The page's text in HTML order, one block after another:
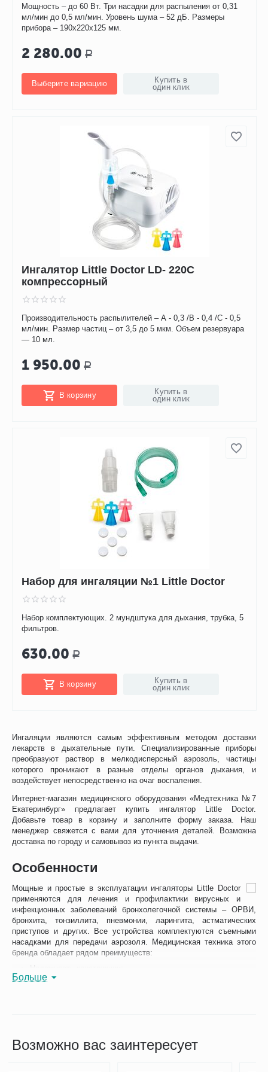
Ингаляции являются самым эффективным методом доставки
лекарств в дыхательные пути. Специализированные приборы
преобразуют раствор в мелкодисперсный аэрозоль, частицы
которого проникают в разные отделы органов дыхания, и
воздействует непосредственно на очаг воспаления.
Интернет-магазин медицинского оборудования «Медтехника №7
Екатеринбург» предлагает купить ингалятор Little Doctor.
Добавьте товар в корзину и заполните форму заказа. Наш
менеджер свяжется с вами для уточнения деталей. Возможна
доставка по городу и самовывоз из пункта выдачи.
Особенности
Мощные и простые в эксплуатации ингаляторы Little Doctor
применяются для лечения и профилактики вирусных и
инфекционных заболеваний бронхолегочной системы – ОРВИ,
бронхита, тонзиллита, пневмонии, ларингита, астматических
приступов и других. Все устройства комплектуются съемными
насадками для передачи аэрозоля. Медицинская техника этого
бренда обладает рядом преимуществ:
Надежность конструкции;
Привлекательный яркий дизайн ингаляторов для детей Little
медикаментов;
Универсальность - подходят для пациентов любого возраста;
Простота применения и обслуживания.
Больше
Мощность – до 60 Вт. Три насадки для распыления от 0,31
мл/мин до 0,5 мл/мин. Уровень шума – 52 дБ. Размеры
прибора – 190х220х125 мм.
2 280.00 Р
Выберите вариацию
Купить в
один клик
Ингалятор Little Doctor LD- 220C
компрессорный
Производительность распылителей – А - 0,3 /В - 0,4 /С - 0,5
мл/мин. Размер частиц – от 3,5 до 5 мкм. Объем резервуара
— 10 мл.
1 950.00 Р
В корзину
Купить в
один клик
Набор для ингаляции №1 Little Doctor
Набор комплектующих. 2 мундштука для дыхания, трубка, 5
фильтров.
630.00 Р
В корзину
Купить в
один клик
Возможно вас заинтересует